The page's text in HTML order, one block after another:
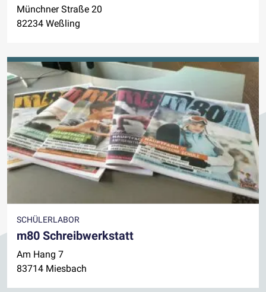
Münchner Straße 20
82234 Weßling
SCHÜLERLABOR
m80 Schreibwerkstatt
Am Hang 7
83714 Miesbach